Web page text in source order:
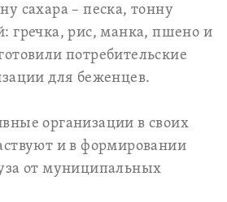
сахара – песка, тонну
гречка, рис, манка, пшено и
потребительские
для беженцев.
организации в своих
и в формировании
от муниципальных